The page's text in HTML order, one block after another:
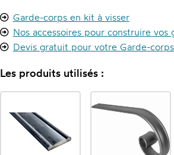
Garde-corps en kit à visser
Nos accessoires pour construire vos
Devis gratuit pour votre Garde-
Les produits utilisés :